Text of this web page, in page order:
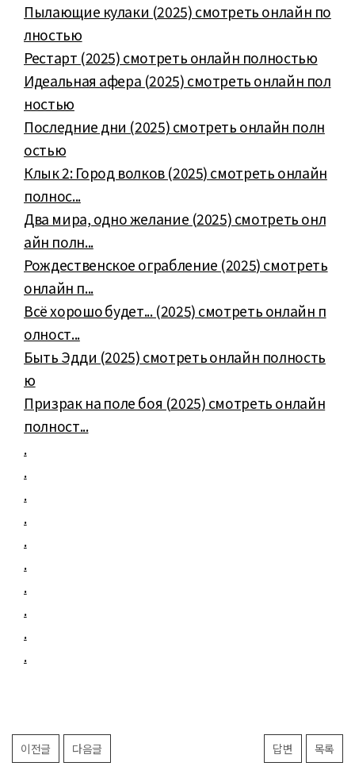
Пылающие кулаки (2025) смотреть онлайн по
лностью
Рестарт (2025) смотреть онлайн полностью
Идеальная афера (2025) смотреть онлайн пол
ностью
Последние дни (2025) смотреть онлайн полн
остью
Клык 2: Город волков (2025) смотреть онлайн
полнос...
Два мира, одно желание (2025) смотреть онл
айн полн...
Рождественское ограбление (2025) смотреть
онлайн п...
Всё хорошо будет... (2025) смотреть онлайн п
олност...
Быть Эдди (2025) смотреть онлайн полность
ю
Призрак на поле боя (2025) смотреть онлайн
полност...
.
.
.
.
.
.
.
.
.
.
이전글 다음글 답변 목록